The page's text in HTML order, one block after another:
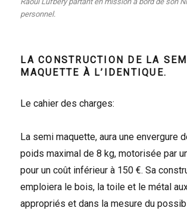
personnel.
LA CONSTRUCTION DE LA
MAQUETTE À L’IDENTIQUE.
Le cahier des charges:
La semi maquette, aura une envergure
poids maximal de 8 kg, motorisée par
pour un coût inférieur à 150 €. Sa
emploiera le bois, la toile et le métal
appropriés et dans la mesure du